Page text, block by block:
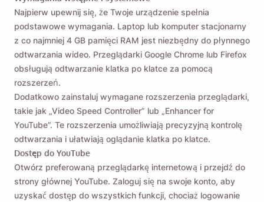
Najpierw upewnij się, że Twoje urządzenie spełnia
podstawowe wymagania. Laptop lub komputer stacjonarny
z co najmniej 4 GB pamięci RAM jest niezbędny do płynnego
odtwarzania wideo. Przeglądarki Google Chrome lub Firefox
obsługują odtwarzanie klatka po klatce za pomocą
rozszerzeń.
Dodatkowo zainstaluj wymagane rozszerzenia przeglądarki,
takie jak „Video Speed ​​Controller” lub „Enhancer for
YouTube”. Te rozszerzenia umożliwiają precyzyjną kontrolę
odtwarzania i ułatwiają oglądanie klatka po klatce.
Dostęp do YouTube
Otwórz preferowaną przeglądarkę internetową i przejdź do
strony głównej YouTube. Zaloguj się na swoje konto, aby
uzyskać dostęp do wszystkich funkcji, chociaż logowanie